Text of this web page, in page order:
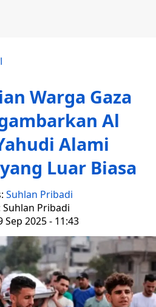
Warga Gaza
Al
Alami
Luar Biasa
Suhlan Pribadi
Suhlan Pribadi
Sep 2025 - 11:43